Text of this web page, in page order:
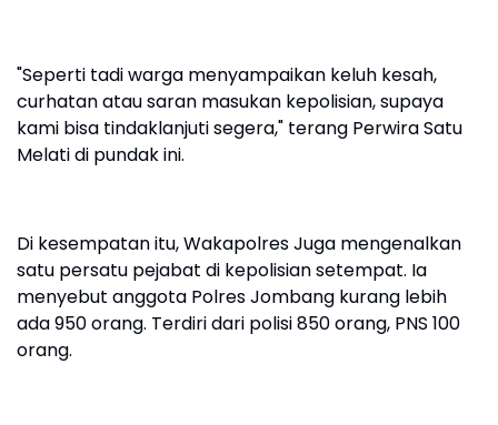
"Seperti tadi warga menyampaikan keluh kesah,
curhatan atau saran masukan kepolisian, supaya
kami bisa tindaklanjuti segera," terang Perwira Satu
Melati di pundak ini.
Di kesempatan itu, Wakapolres Juga mengenalkan
satu persatu pejabat di kepolisian setempat. Ia
menyebut anggota Polres Jombang kurang lebih
ada 950 orang. Terdiri dari polisi 850 orang, PNS 100
orang.